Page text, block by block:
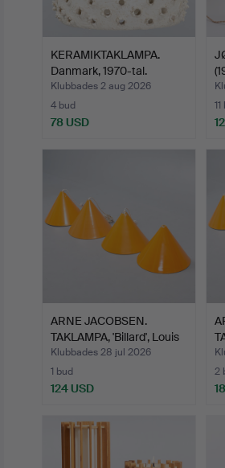
KERAMIKTAKLAMPA.
Danmark, 1970-tal.
Klubbades 2 aug 2026
4 bud
78 USD
ARNE JACOBSEN.
TAKLAMPA, 'Billard', Louis
…
Klubbades 28 jul 2026
1 bud
124 USD
…
2